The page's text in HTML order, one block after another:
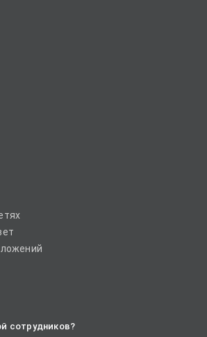
сотрудников?